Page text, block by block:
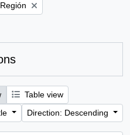
Table view
Direction: Descending